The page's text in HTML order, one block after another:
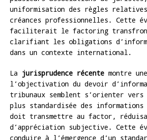
uniformisation des règles
créances professionnelles. Cette
faciliterait le factoring
clarifiant les obligations
dans un contexte international.
La jurisprudence récente montre
l’objectivation du devoir
tribunaux semblent s’orienter vers
plus standardisée des informations
doit transmettre au factor,
d’appréciation subjective. Cette
conduire à l’émergence d’un